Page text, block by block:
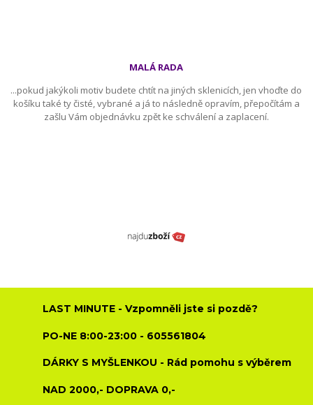
MALÁ RADA
...pokud jakýkoli motiv budete chtít na jiných sklenicích, jen vhoďte do
košíku také ty čisté, vybrané a já to následně opravím, přepočítám a
zašlu Vám objednávku zpět ke schválení a zaplacení.
LAST MINUTE - Vzpomněli jste si pozdě?
PO-NE 8:00-23:00 - 605561804
DÁRKY S MYŠLENKOU - Rád pomohu s výběrem
NAD 2000,- DOPRAVA 0,-